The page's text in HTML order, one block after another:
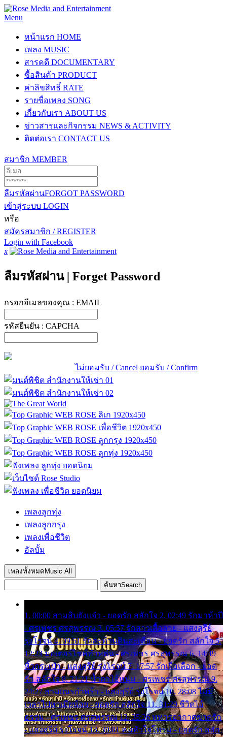
Menu
หน้าแรก HOME
เพลง MUSIC
สารคดี DOCUMENTARY
ซื้อสินค้า PRODUCT
ค่าลิขสิทธิ์ RATE
รายชื่อเพลง SONG
เกี่ยวกับเรา ABOUT US
ข่าวสารและกิจกรรม NEWS & ACTIVITY
ติดต่อเรา CONTACT US
สมาชิก MEMBER
ลืมรหัสผ่านFORGOT PASSWORD
เข้าสู่ระบบ LOGIN
หรือ
สมัครสมาชิก / REGISTER
Login with Facebook
x
ลืมรหัสผ่าน | Forget Password
กรอกอีเมลของคุณ : EMAIL
รหัสยืนยัน : CAPCHA
ไม่ยอมรับ / Cancel ยอมรับ / Confirm
เพลงลูกทุ่ง
เพลงลูกกรุง
เพลงเพื่อชีวิต
อัลบั้ม
เพลงทั้งหมด Music All
ค้นหาSearch
1. 00:00 สามสิบยังแจ๋ว - ยอดรัก สลักใจ 2. 02:49 รักมาห้าปี
- ศรเพชร ศรสุพรรณ 3. 05:57 รักสาวเสื้อลาย - แสงสุรีย์
รุ่งโรจน์ 4. 09:51 รักสะท้านดินสะเทือน - ยอดรัก สลักใจ 5.
12:23 มอเตอร์ไซค์ทำหล่น - ศรเพชร ศรสุพรรณ 6. 14:49
หิ้วกระเป๋า - แสงสุรีย์ รุ่งโรจน์ 7. 17:57 รักเผื่อเลือก - ยอด
รัก สลักใจ 8. 21:21 น้ำตาไอ้หนุ่ม - ศรเพชร ศรสุพรรณ 9.
24:27 สามเณรกำพร้า - แสงสุรีย์ รุ่งโรจน์ 10. 28:08 ไม่มี
เวลาไปหาเมียน้อย - ยอดรัก สลักใจ 11. 31:29 ชีวิตไอ้
ธรรม - ศรเพชร ศรสุพรรณ 12. 35:26 ทหารอากาศขาดรัก
- แสงสุรีย์ รุ่งโรจน์ 13. 39:01 คนหัวใจโทรม - ยอดรัก สลัก